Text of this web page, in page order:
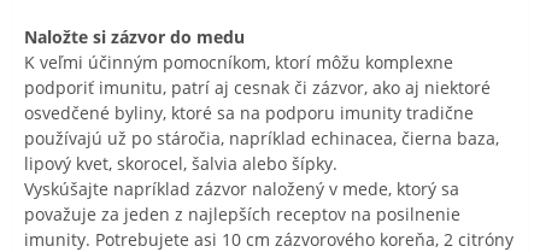
Naložte si zázvor do medu
K veľmi účinným pomocníkom, ktorí môžu komplexne
podporiť imunitu, patrí aj cesnak či zázvor, ako aj niektoré
osvedčené byliny, ktoré sa na podporu imunity tradične
používajú už po stáročia, napríklad echinacea, čierna baza,
lipový kvet, skorocel, šalvia alebo šípky.
Vyskúšajte napríklad zázvor naložený v mede, ktorý sa
považuje za jeden z najlepších receptov na posilnenie
imunity. Potrebujete asi 10 cm zázvorového koreňa, 2 citróny